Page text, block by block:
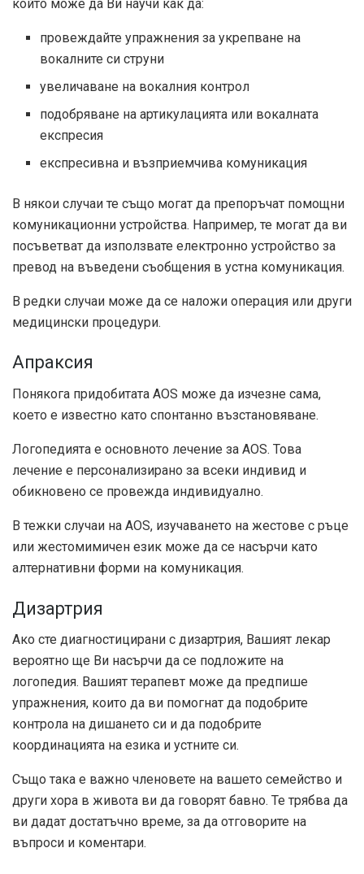
който може да Ви научи как да:
провеждайте упражнения за укрепване на
вокалните си струни
увеличаване на вокалния контрол
подобряване на артикулацията или вокалната
експресия
експресивна и възприемчива комуникация
В някои случаи те също могат да препоръчат помощни
комуникационни устройства. Например, те могат да ви
посъветват да използвате електронно устройство за
превод на въведени съобщения в устна комуникация.
В редки случаи може да се наложи операция или други
медицински процедури.
Апраксия
Понякога придобитата AOS може да изчезне сама,
което е известно като спонтанно възстановяване.
Логопедията е основното лечение за AOS. Това
лечение е персонализирано за всеки индивид и
обикновено се провежда индивидуално.
В тежки случаи на AOS, изучаването на жестове с ръце
или жестомимичен език може да се насърчи като
алтернативни форми на комуникация.
Дизартрия
Ако сте диагностицирани с дизартрия, Вашият лекар
вероятно ще Ви насърчи да се подложите на
логопедия. Вашият терапевт може да предпише
упражнения, които да ви помогнат да подобрите
контрола на дишането си и да подобрите
координацията на езика и устните си.
Също така е важно членовете на вашето семейство и
други хора в живота ви да говорят бавно. Те трябва да
ви дадат достатъчно време, за да отговорите на
въпроси и коментари.